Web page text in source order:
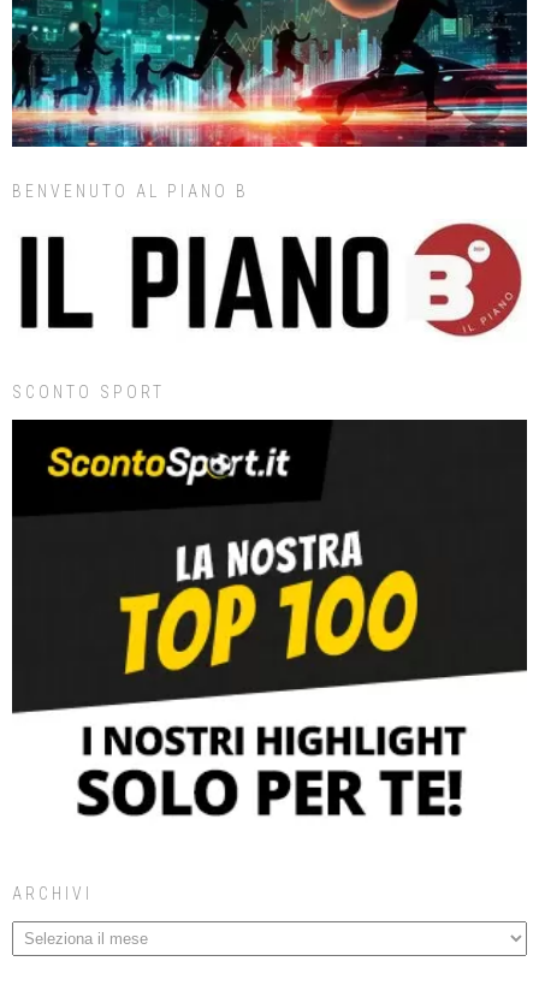
BENVENUTO AL PIANO B
SCONTO SPORT
ARCHIVI